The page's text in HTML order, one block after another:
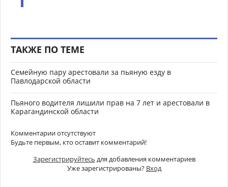
ТАКЖЕ ПО ТЕМЕ
Семейную пару арестовали за пьяную езду в
Павлодарской области
Пьяного водителя лишили прав на 7 лет и арестовали в
Карагандинской области
Комментарии отсутствуют
Будьте первым, кто оставит комментарий!
Зарегистрируйтесь для добавления комментариев
Уже зарегистрированы? Вход